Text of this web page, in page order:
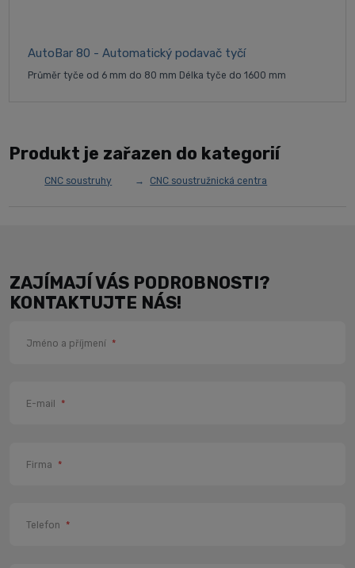
AutoBar 80 - Automatický podavač tyčí
Průměr tyče od 6 mm do 80 mm Délka tyče do 1600 mm
Produkt je zařazen do kategorií
CNC soustruhy CNC soustružnická centra
ZAJÍMAJÍ VÁS PODROBNOSTI?
KONTAKTUJTE NÁS!
Jméno a příjmení *
E-mail *
Firma *
Telefon *